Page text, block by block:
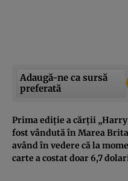
Adaugă-ne ca sursă
preferată
Prima ediție a cărții
fost vândută în Marea
având în vedere că la
carte a costat doar 6,7